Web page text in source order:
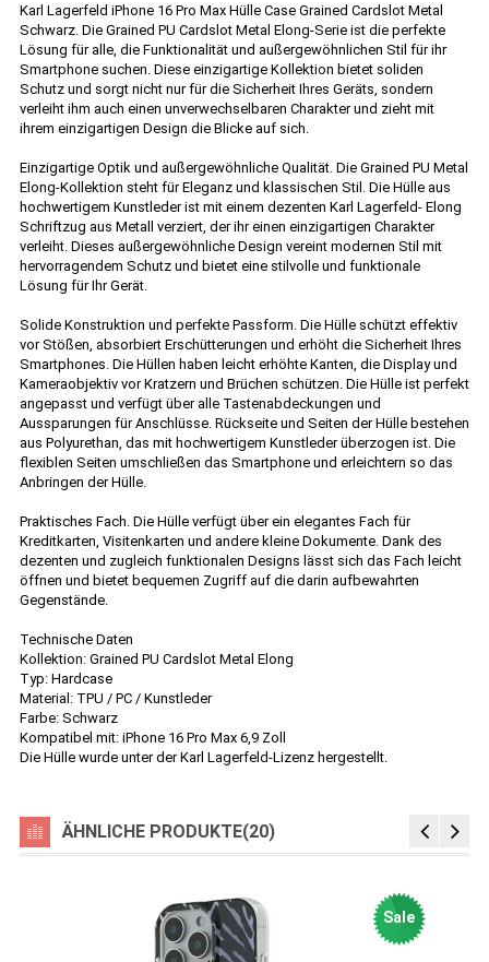
Karl Lagerfeld iPhone 16 Pro Max Hülle Case Grained Cardslot Metal
Schwarz. Die Grained PU Cardslot Metal Elong-Serie ist die perfekte
Lösung für alle, die Funktionalität und außergewöhnlichen Stil für ihr
Smartphone suchen. Diese einzigartige Kollektion bietet soliden
Schutz und sorgt nicht nur für die Sicherheit Ihres Geräts, sondern
verleiht ihm auch einen unverwechselbaren Charakter und zieht mit
ihrem einzigartigen Design die Blicke auf sich.
Einzigartige Optik und außergewöhnliche Qualität. Die Grained PU Metal
Elong-Kollektion steht für Eleganz und klassischen Stil. Die Hülle aus
hochwertigem Kunstleder ist mit einem dezenten Karl Lagerfeld- Elong
Schriftzug aus Metall verziert, der ihr einen einzigartigen Charakter
verleiht. Dieses außergewöhnliche Design vereint modernen Stil mit
hervorragendem Schutz und bietet eine stilvolle und funktionale
Lösung für Ihr Gerät.
Solide Konstruktion und perfekte Passform. Die Hülle schützt effektiv
vor Stößen, absorbiert Erschütterungen und erhöht die Sicherheit Ihres
Smartphones. Die Hüllen haben leicht erhöhte Kanten, die Display und
Kameraobjektiv vor Kratzern und Brüchen schützen. Die Hülle ist perfekt
angepasst und verfügt über alle Tastenabdeckungen und
Aussparungen für Anschlüsse. Rückseite und Seiten der Hülle bestehen
aus Polyurethan, das mit hochwertigem Kunstleder überzogen ist. Die
flexiblen Seiten umschließen das Smartphone und erleichtern so das
Anbringen der Hülle.
Praktisches Fach. Die Hülle verfügt über ein elegantes Fach für
Kreditkarten, Visitenkarten und andere kleine Dokumente. Dank des
dezenten und zugleich funktionalen Designs lässt sich das Fach leicht
öffnen und bietet bequemen Zugriff auf die darin aufbewahrten
Gegenstände.
Technische Daten
Kollektion: Grained PU Cardslot Metal Elong
Typ: Hardcase
Material: TPU / PC / Kunstleder
Farbe: Schwarz
Kompatibel mit: iPhone 16 Pro Max 6,9 Zoll
Die Hülle wurde unter der Karl Lagerfeld-Lizenz hergestellt.
ÄHNLICHE PRODUKTE(20)
Sale